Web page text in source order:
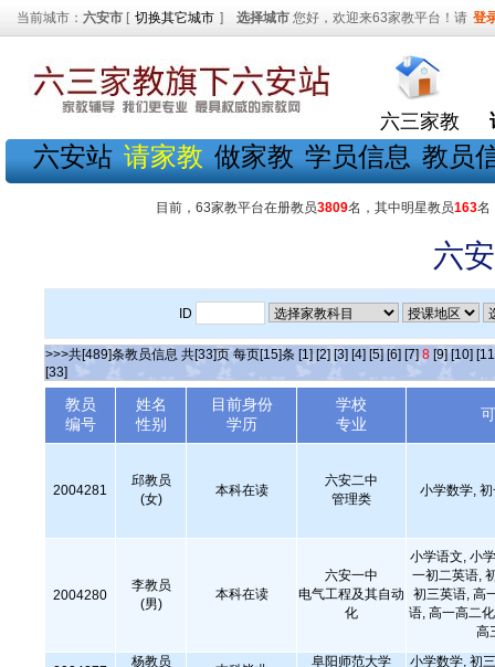
当前城市： 六安市 [ 切换其它城市 ] 选择城市 您好，欢迎来63家教平台！请 登
六三家教
六安站 请家教 做家教 学员信息 教员
目前，63家教平台在册教员3809名，其中明星教员163名
六
ID
>>>共[489]条教员信息 共[33]页 每页[15]条 [1] [2] [3] [4] [5] [6] [7] 8 [9] [10]
[33]
教员
编号
姓名
性别
目前身份
学历
学校
专业
2004281
邱教员
(女)
本科在读
六安二中
管理类
小学数学,
2004280
李教员
(男)
本科在读
六安一中
电气工程及其自动
化
小学语文, 小
一初二英语,
初三英语, 高
语, 高一高二
高
杨教员
阜阳师范大学
小学数学, 初